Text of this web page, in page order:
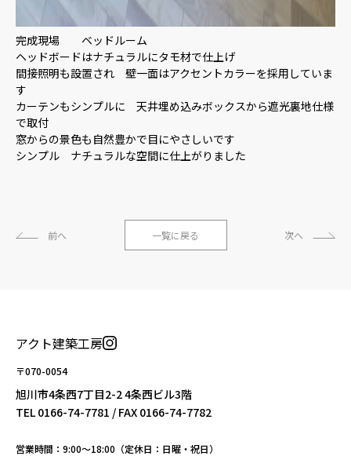
完成現場 ベッドルーム
ヘッドボードはナチュラルにタモ材で仕上げ
間接照明も設置され 壁一面はアクセントカラーを採用していま
す
カーテンもシンプルに 天井埋め込みボックスから遮光裏地仕様
で取付
窓からの景色も自然豊かで目にやさしいです
シンプル ナチュラルな空間に仕上がりました
前へ 一覧に戻る 次へ
アクト建築工房
〒070-0054
旭川市4条西7丁目2-2 4条西ビル3階
TEL 0166-74-7781 / FAX 0166-74-7782
営業時間：9:00〜18:00（定休日：日曜・祝日）